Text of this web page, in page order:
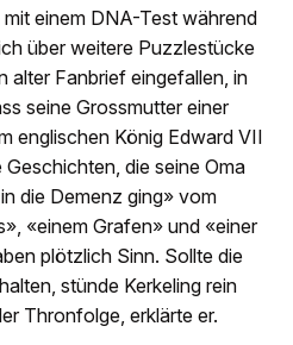
einem DNA-Test während
über weitere Puzzlestücke
alter Fanbrief eingefallen, in
seine Grossmutter einer
englischen König Edward VII
die seine Oma
die Demenz ging» vom
«einem Grafen» und «einer
plötzlich Sinn. Sollte die
stünde Kerkeling rein
Thronfolge, erklärte er.